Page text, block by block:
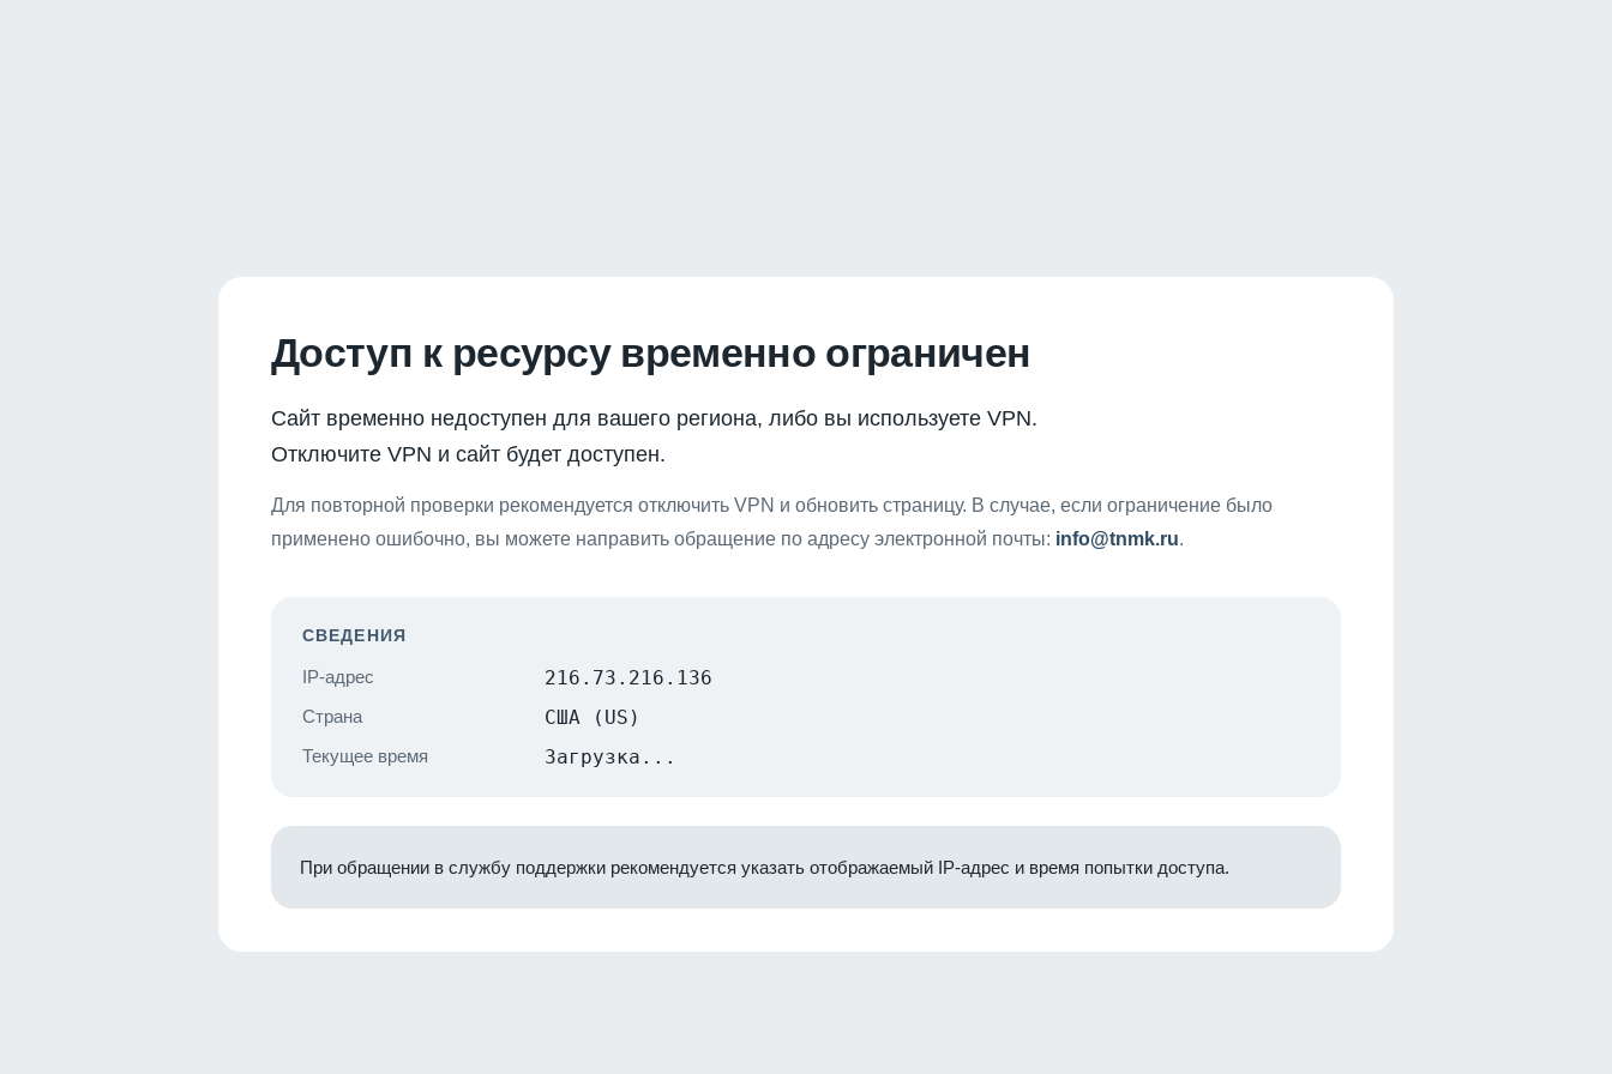
Доступ к ресурсу временно ограничен
Сайт временно недоступен для вашего региона, либо вы используете VPN.
Отключите VPN и сайт будет доступен.
Для повторной проверки рекомендуется отключить VPN и обновить страницу. В случае, если ограничение было
применено ошибочно, вы можете направить обращение по адресу электронной почты: info@tnmk.ru.
СВЕДЕНИЯ
IP-адрес 216.73.216.136
Страна США (US)
Текущее время Загрузка...
При обращении в службу поддержки рекомендуется указать отображаемый IP-адрес и время попытки доступа.